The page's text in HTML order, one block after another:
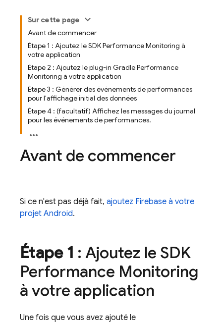
Sur cette page
Avant de commencer
Étape 1 : Ajoutez le SDK Performance Monitoring à
votre application
Étape 2 : Ajoutez le plug-in Gradle Performance
Monitoring à votre application
Étape 3 : Générer des événements de performances
pour l'affichage initial des données
Étape 4 : (facultatif) Affichez les messages du journal
pour les événements de performances.
Avant de commencer
Si ce n'est pas déjà fait, ajoutez Firebase à votre
projet Android.
Étape 1 : Ajoutez le SDK
Performance Monitoring
à votre application
Une fois que vous avez ajouté le